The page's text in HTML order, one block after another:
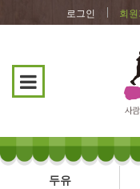
로그인 회
두유